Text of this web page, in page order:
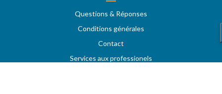
Questions & Réponses
Conditions générales
Contact
Services aux professionels